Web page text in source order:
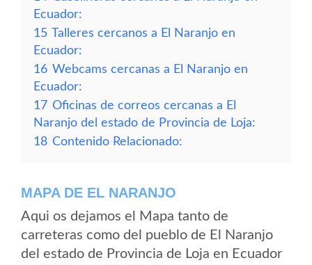
Ecuador:
15 Talleres cercanos a El Naranjo en
Ecuador:
16 Webcams cercanas a El Naranjo en
Ecuador:
17 Oficinas de correos cercanas a El
Naranjo del estado de Provincia de Loja:
18 Contenido Relacionado:
MAPA DE EL NARANJO
Aqui os dejamos el Mapa tanto de
carreteras como del pueblo de El Naranjo
del estado de Provincia de Loja en Ecuador